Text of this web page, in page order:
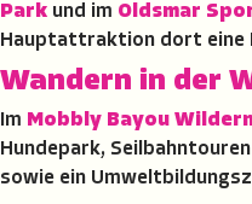
Park und im Oldsmar
Hauptattraktion dort eine
Wandern in der
Im Mobbly Bayou
Hundepark,
sowie ein